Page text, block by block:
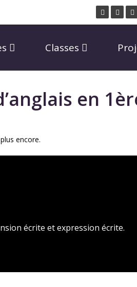
Classes
en
encore.
écrite et expression écrite.